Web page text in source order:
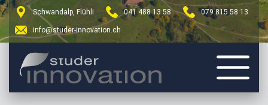
Schwandalp, Flühli 041 488 13 58 079 815 58 13
info@studer-innovation.ch